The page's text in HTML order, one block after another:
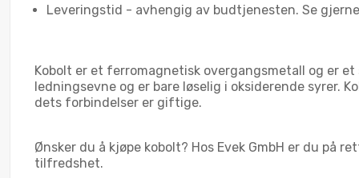
Leveringstid - avhengig av budtjenesten. Se gjerne
Kobolt er et ferromagnetisk overgangsmetall og er
ledningsevne og er bare løselig i oksiderende syrer.
dets forbindelser er giftige.
Ønsker du å kjøpe kobolt? Hos Evek GmbH er du på
tilfredshet.